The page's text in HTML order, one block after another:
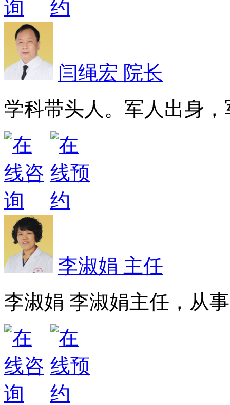
闫绳宏 院长
学科带头人。军人出身
李淑娟 主任
李淑娟 李淑娟主任，从